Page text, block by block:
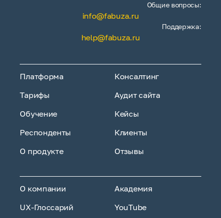
Общие вопросы:
info@fabuza.ru
Поддержка:
help@fabuza.ru
Платформа
Консалтинг
Тарифы
Аудит сайта
Обучение
Кейсы
Респонденты
Клиенты
О продукте
Отзывы
О компании
Академия
UX-Глоссарий
YouTube